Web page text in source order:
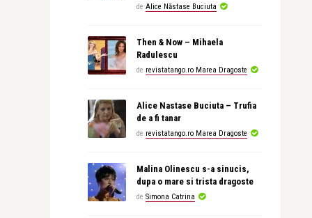
de Alice Năstase Buciuta
Then & Now – Mihaela
Radulescu
de revistatango.ro Marea Dragoste
Alice Nastase Buciuta – Trufia
de a fi tanar
de revistatango.ro Marea Dragoste
Malina Olinescu s-a sinucis,
dupa o mare si trista dragoste
de Simona Catrina